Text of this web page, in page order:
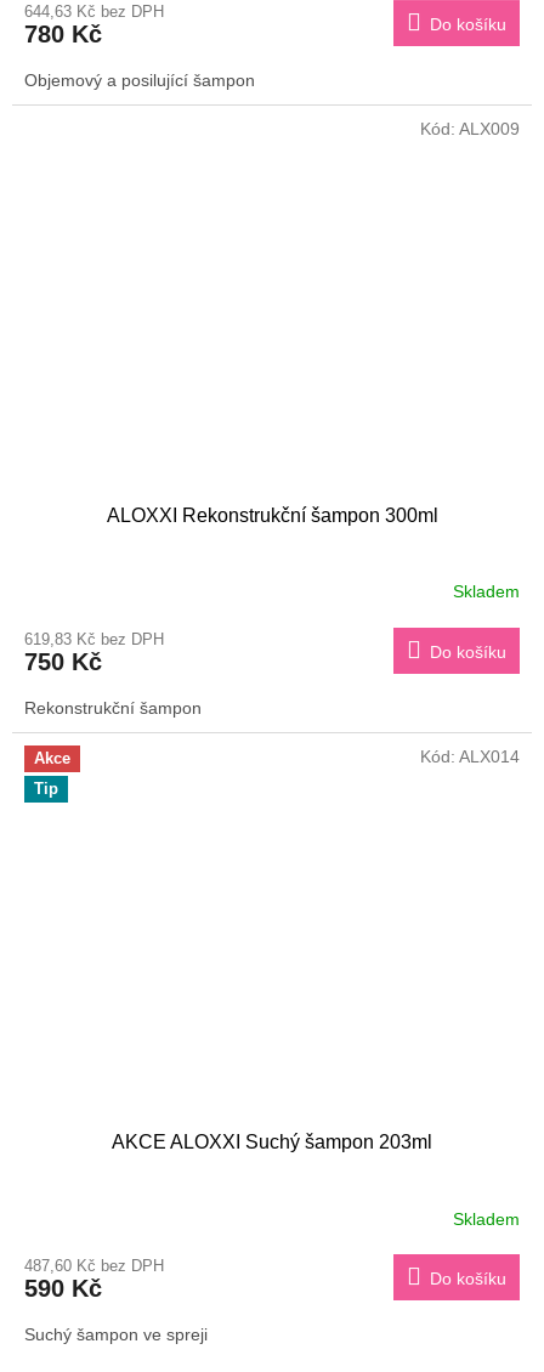
644,63 Kč bez DPH
780 Kč Do košíku
Objemový a posilující šampon
ALOXXI Rekonstrukční šampon 300ml
Skladem
619,83 Kč bez DPH
750 Kč Do košíku
Rekonstrukční šampon
Kód: ALX009
Akce
Tip
AKCE ALOXXI Suchý šampon 203ml
produktu
je
z
Skladem
487,60 Kč bez DPH
590 Kč Do košíku
Suchý šampon ve spreji
Kód: ALX014